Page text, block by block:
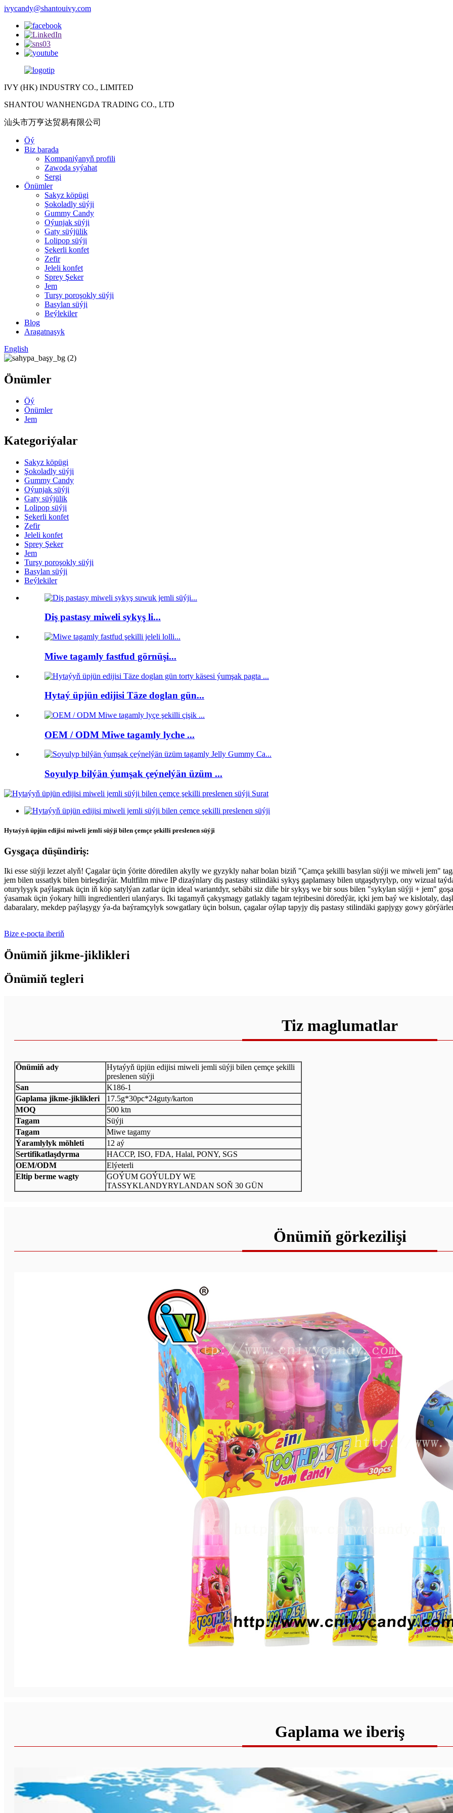
ivycandy@shantouivy.com
IVY (HK) INDUSTRY CO., LIMITED
SHANTOU WANHENGDA TRADING CO., LTD
汕头市万亨达贸易有限公司
Öý
Biz barada
Kompaniýanyň profili
Zawoda syýahat
Sergi
Önümler
Sakyz köpügi
Şokoladly süýji
Gummy Candy
Oýunjak süýji
Gaty süýjülik
Lolipop süýji
Şekerli konfet
Zefir
Jeleli konfet
Sprey Şeker
Jem
Turşy poroşokly süýji
Basylan süýji
Beýlekiler
Blog
Aragatnaşyk
English
Önümler
Öý
Önümler
Jem
Kategoriýalar
Sakyz köpügi
Şokoladly süýji
Gummy Candy
Oýunjak süýji
Gaty süýjülik
Lolipop süýji
Şekerli konfet
Zefir
Jeleli konfet
Sprey Şeker
Jem
Turşy poroşokly süýji
Basylan süýji
Beýlekiler
Diş pastasy miweli sykyş li...
Miwe tagamly fastfud görnüşi...
Hytaý üpjün edijisi Täze doglan gün...
OEM / ODM Miwe tagamly lyche ...
Soyulyp bilýän ýumşak çeýnelýän üzüm ...
Hytaýyň üpjün edijisi miweli jemli süýji bilen çemçe şekilli preslenen süýji
Gysgaça düşündiriş:
Iki esse süýji lezzet alyň! Çagalar üçin ýörite döredilen akylly we gyzykly nahar bolan biziň "Çamça şekilli basylan süýji we miweli jem"
jem bilen ussatlyk bilen birleşdirýär. Multfilm miwe IP dizaýnlary diş pastasy stilindäki sykyş gaplamasy bilen utgaşdyrylyp, ony wizual
oturylyşyk paýlaşmak üçin iň köp satylýan zatlar üçin ideal wariantdyr, sebäbi siz diňe bir sykyş we bir sous bilen "sykylan süýji + jem"
ýasamak üçin ýokary hilli ingredientleri ulanýarys. Iki tagamyň çakyşmagy gatlakly tagam tejribesini döredýär, içki jem baý we kislotaly,
dabaralary, mekdep paýlaşygy ýa-da baýramçylyk sowgatlary üçin bolsun, çagalar oýlap tapyjy diş pastasy stilindäki gapjygy gowy
Bize e-poçta iberiň
Önümiň jikme-jiklikleri
Önümiň tegleri
Tiz maglumatlar
Önümiň ady
Hytaýyň üpjün edijisi miweli jemli süýji bilen çemçe şekilli
preslenen süýji
San
K186-1
Gaplama jikme-jiklikleri
17.5g*30pc*24guty/karton
MOQ
500 ktn
Tagam
Süýji
Tagam
Miwe tagamy
Ýaramlylyk möhleti
12 aý
Sertifikatlaşdyrma
HACCP, ISO, FDA, Halal, PONY, SGS
OEM/ODM
Elýeterli
Eltip berme wagty
GOÝUM GOÝULDY WE
TASSYKLANDYRYLANDAN SOŇ 30 GÜN
Önümiň görkezilişi
Gaplama we iberiş